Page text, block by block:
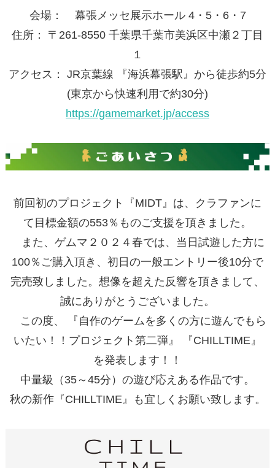
会場： 幕張メッセ展示ホール 4・5・6・7
住所： 〒261-8550 千葉県千葉市美浜区中瀬２丁目
１
アクセス： JR京葉線 『海浜幕張駅』から徒歩約5分
(東京から快速利用で約30分)
https://gamemarket.jp/access
前回初のプロジェクト『MIDT』は、クラファンに
て目標金額の553％ものご支援を頂きました。
また、ゲムマ２０２４春では、当日試遊した方に
100％ご購入頂き、初日の一般エントリー後10分で
完売致しました。想像を超えた反響を頂きまして、
誠にありがとうございました。
この度、 『自作のゲームを多くの方に遊んでもら
いたい！！プロジェクト第二弾』 『CHILLTIME』
を発表します！！
中量級（35～45分）の遊び応えある作品です。
秋の新作『CHILLTIME』も宜しくお願い致します。